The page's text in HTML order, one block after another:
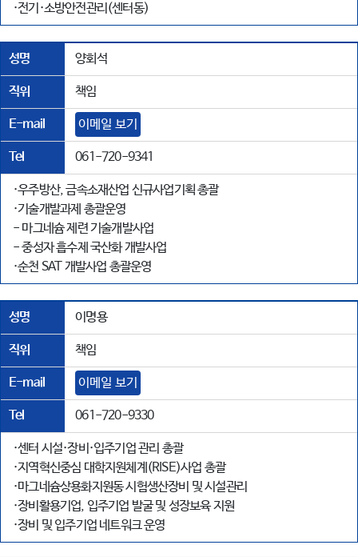
·전기·소방안전관리(센터동)
성명 양회석
직위 책임
E-mail 이메일 보기
Tel 061-720-9341
·우주방산, 금속소재산업 신규사업기획 총괄
·기술개발과제 총괄운영
- 마그네슘 제련 기술개발사업
- 중성자 흡수제 국산화 개발사업
·순천 SAT 개발사업 총괄운영
성명 이명용
직위 책임
E-mail 이메일 보기
Tel 061-720-9330
·센터 시설·장비·입주기업 관리 총괄
·지역혁신중심 대학지원체계(RISE)사업 총괄
·마그네슘상용화지원동 시험생산장비 및 시설관리
·장비활용기업, 입주기업 발굴 및 성장보육 지원
·장비 및 입주기업 네트워크 운영